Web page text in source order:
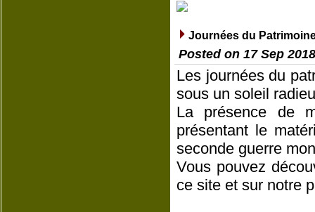
Journées du
Posted on 17 Sep 2018
Les journées du
sous un soleil
La présence de
présentant le
seconde guerre
Vous pouvez
ce site et sur notre